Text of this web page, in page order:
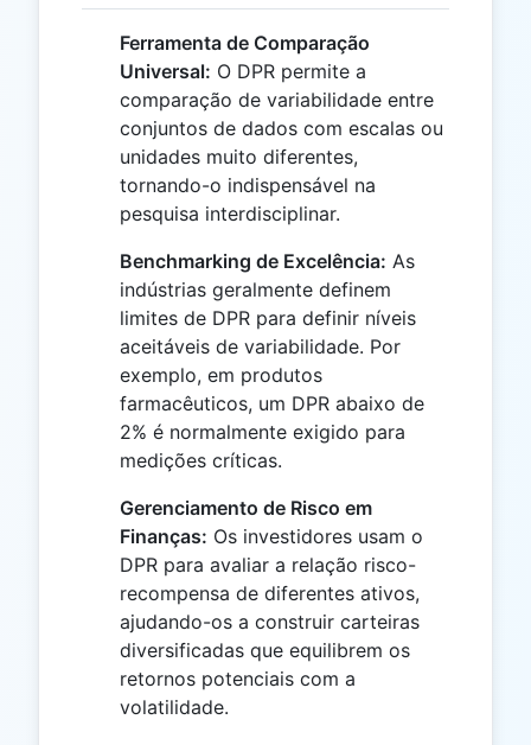
Ferramenta de Comparação
Universal: O DPR permite a
comparação de variabilidade entre
conjuntos de dados com escalas ou
unidades muito diferentes,
tornando-o indispensável na
pesquisa interdisciplinar.
Benchmarking de Excelência: As
indústrias geralmente definem
limites de DPR para definir níveis
aceitáveis de variabilidade. Por
exemplo, em produtos
farmacêuticos, um DPR abaixo de
2% é normalmente exigido para
medições críticas.
Gerenciamento de Risco em
Finanças: Os investidores usam o
DPR para avaliar a relação risco-
recompensa de diferentes ativos,
ajudando-os a construir carteiras
diversificadas que equilibrem os
retornos potenciais com a
volatilidade.